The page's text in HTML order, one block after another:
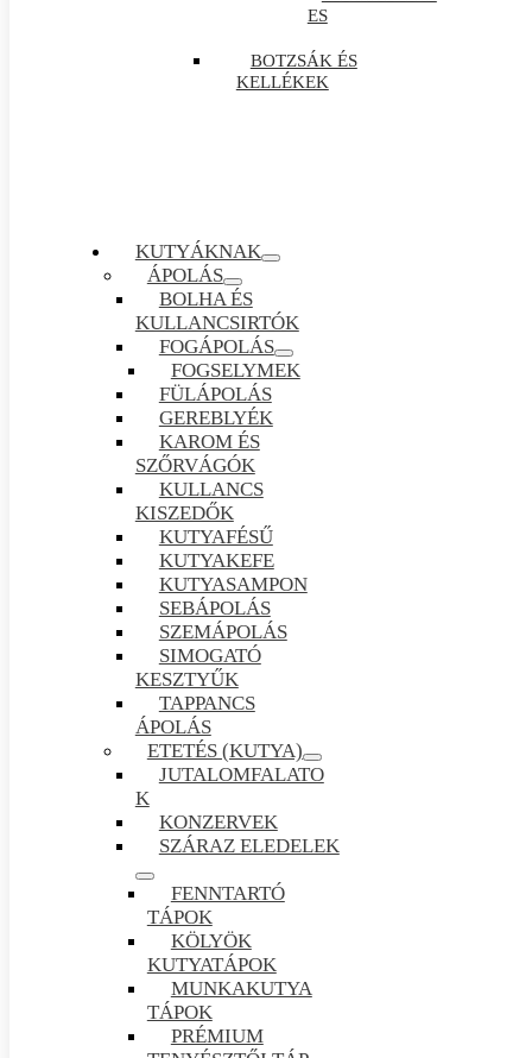
ES
BOTZSÁK ÉS
KELLÉKEK
KUTYÁKNAK
ÁPOLÁS
BOLHA ÉS
KULLANCSIRTÓK
FOGÁPOLÁS
FOGSELYMEK
FÜLÁPOLÁS
GEREBLYÉK
KAROM ÉS
SZŐRVÁGÓK
KULLANCS
KISZEDŐK
KUTYAFÉSŰ
KUTYAKEFE
KUTYASAMPON
SEBÁPOLÁS
SZEMÁPOLÁS
SIMOGATÓ
KESZTYŰK
TAPPANCS
ÁPOLÁS
ETETÉS (KUTYA)
JUTALOMFALATO
K
KONZERVEK
SZÁRAZ ELEDELEK
FENNTARTÓ
TÁPOK
KÖLYÖK
KUTYATÁPOK
MUNKAKUTYA
TÁPOK
PRÉMIUM